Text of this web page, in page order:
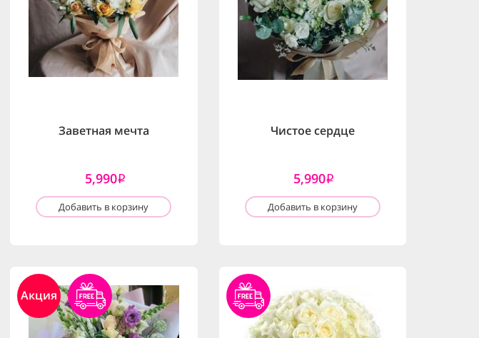
Заветная мечта
5,990i
Добавить в корзину
Чистое сердце
5,990i
Добавить в корзину
Акция